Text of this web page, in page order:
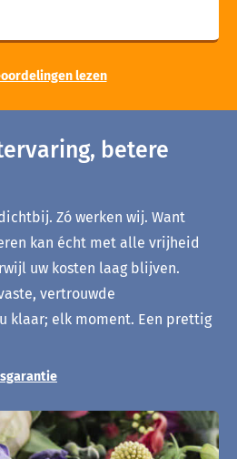
lezen
betere
Zó werken wij. Want
kan écht met alle vrijheid
uw kosten laag blijven.
vertrouwde
klaar; elk moment. Een prettig